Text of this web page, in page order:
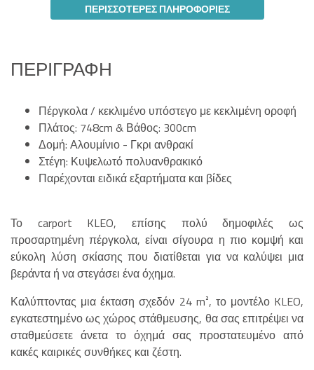
ΠΕΡΙΣΣΌΤΕΡΕΣ ΠΛΗΡΟΦΟΡΊΕΣ
ΠΕΡΙΓΡΑΦΉ
Πέργκολα / κεκλιμένο υπόστεγο με κεκλιμένη οροφή
Πλάτος: 748cm & Βάθος: 300cm
Δομή: Αλουμίνιο - Γκρι ανθρακί
Στέγη: Κυψελωτό πολυανθρακικό
Παρέχονται ειδικά εξαρτήματα και βίδες
Το carport KLEO, επίσης πολύ δημοφιλές ως
προσαρτημένη πέργκολα, είναι σίγουρα η πιο κομψή και
εύκολη λύση σκίασης που διατίθεται για να καλύψει μια
βεράντα ή να στεγάσει ένα όχημα.
Καλύπτοντας μια έκταση σχεδόν 24 m², το μοντέλο KLEO,
εγκατεστημένο ως χώρος στάθμευσης, θα σας επιτρέψει να
σταθμεύσετε άνετα το όχημά σας προστατευμένο από
κακές καιρικές συνθήκες και ζέστη.